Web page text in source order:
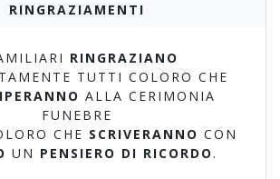
RINGRAZIAMENTI
RINGRAZIANO
TUTTI COLORO CHE
ALLA CERIMONIA
FUNEBRE
CHE SCRIVERANNO CON
UN PENSIERO DI RICORDO .